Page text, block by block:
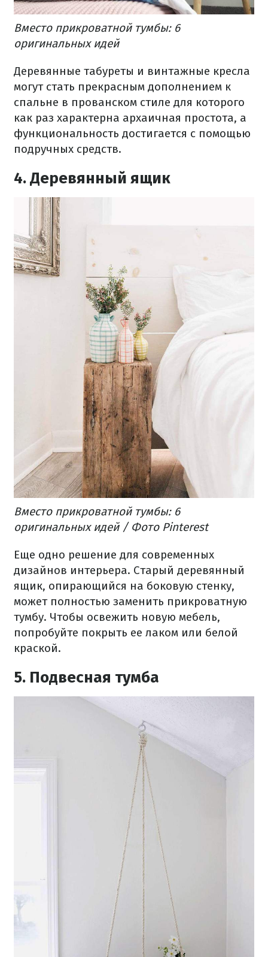
Вместо прикроватной тумбы: 6
оригинальных идей
Деревянные табуреты и винтажные кресла
могут стать прекрасным дополнением к
спальне в прованском стиле для которого
как раз характерна архаичная простота, а
функциональность достигается с помощью
подручных средств.
4. Деревянный ящик
Вместо прикроватной тумбы: 6
оригинальных идей / Фото Pinterest
Еще одно решение для современных
дизайнов интерьера. Старый деревянный
ящик, опирающийся на боковую стенку,
может полностью заменить прикроватную
тумбу. Чтобы освежить новую мебель,
попробуйте покрыть ее лаком или белой
краской.
5. Подвесная тумба